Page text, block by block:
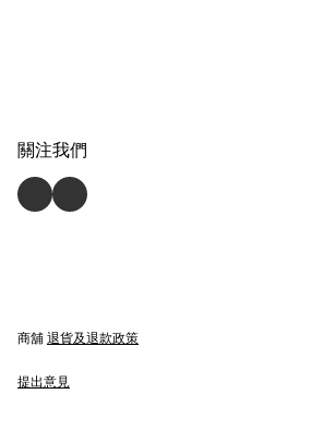
關注我們
商舖 退貨及退款政策
提出意見